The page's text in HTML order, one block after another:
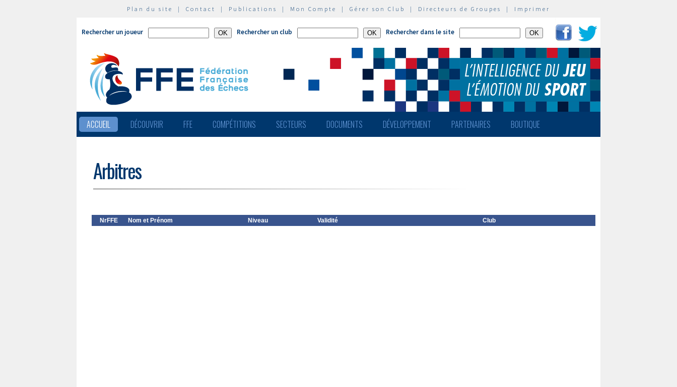
Plan du site | Contact | Publications | Mon Compte | Gérer son Club | Directeurs de Groupes | Imprimer
Rechercher un joueur Rechercher un club Rechercher dans le site
ACCUEIL DÉCOUVRIR FFE COMPÉTITIONS SECTEURS DOCUMENTS DÉVELOPPEMENT PARTENAIRES BOUTIQUE
Arbitres
NrFFE Nom et Prénom Niveau Validité Club